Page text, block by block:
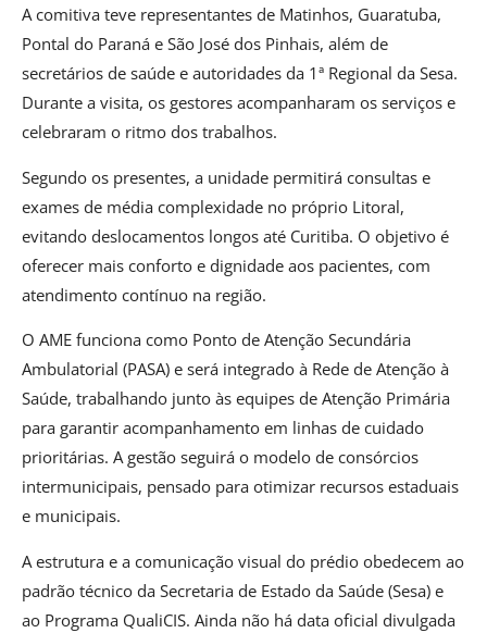
A comitiva teve representantes de Matinhos, Guaratuba,
Pontal do Paraná e São José dos Pinhais, além de
secretários de saúde e autoridades da 1ª Regional da Sesa.
Durante a visita, os gestores acompanharam os serviços e
celebraram o ritmo dos trabalhos.
Segundo os presentes, a unidade permitirá consultas e
exames de média complexidade no próprio Litoral,
evitando deslocamentos longos até Curitiba. O objetivo é
oferecer mais conforto e dignidade aos pacientes, com
atendimento contínuo na região.
O AME funciona como Ponto de Atenção Secundária
Ambulatorial (PASA) e será integrado à Rede de Atenção à
Saúde, trabalhando junto às equipes de Atenção Primária
para garantir acompanhamento em linhas de cuidado
prioritárias. A gestão seguirá o modelo de consórcios
intermunicipais, pensado para otimizar recursos estaduais
e municipais.
A estrutura e a comunicação visual do prédio obedecem ao
padrão técnico da Secretaria de Estado da Saúde (Sesa) e
ao Programa QualiCIS. Ainda não há data oficial divulgada